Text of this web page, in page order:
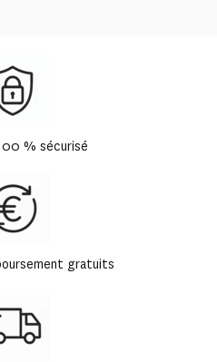
% sécurisé
gratuits